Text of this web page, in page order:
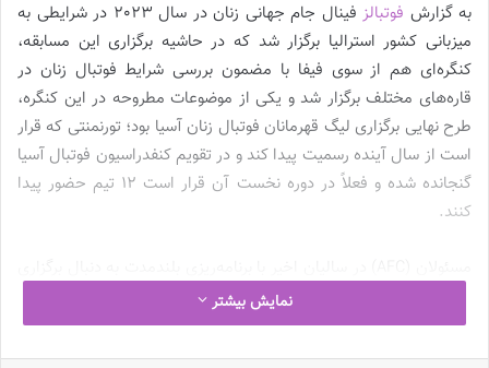
به گزارش فوتبالز
فینال جام جهانی زنان در سال 2023 در شرایطی به
میزبانی کشور استرالیا برگزار شد که در حاشیه برگزاری این مسابقه،
کنگره‌ای هم از سوی فیفا با مضمون بررسی شرایط فوتبال زنان در
قاره‌های مختلف برگزار شد و یکی از موضوعات مطروحه در این کنگره،
طرح نهایی برگزاری لیگ قهرمانان فوتبال زنان آسیا بود؛ تورنمنتی که قرار
است از سال آینده رسمیت پیدا کند و در تقویم کنفدراسیون فوتبال آسیا
گنجانده شده و فعلاً در دوره نخست آن قرار است 12 تیم حضور پیدا
کنند.
چنین تورنمنتی بودند؛ به‌طوری‌که موضوع برگزاری جام باشگاه‌های فوتبال
زنان آسیا به صورت آزمایشی در دستور کار کنفدراسیون فوتبال آسیا قرار
گرفت و بعد از برگزاری موفق 3 دوره از این رقابت‌ها با حضور بهترین
نمایش بیشتر